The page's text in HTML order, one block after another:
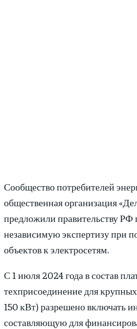
Сообщество потребителей
общественная организация
предложили правительству РФ
независимую экспертизу при
объектов к электросетям.
С 1 июля 2024 года в состав
техприсоединение для
150 кВт) разрешено включать
составляющую для